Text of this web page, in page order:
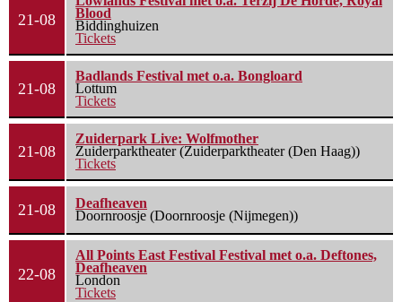
21-08
Blood
Biddinghuizen
Tickets
21-08
Badlands Festival met o.a. Bongloard
Lottum
Tickets
21-08
Zuiderpark Live: Wolfmother
Zuiderparktheater (Zuiderparktheater (Den Haag))
Tickets
21-08
Deafheaven
Doornroosje (Doornroosje (Nijmegen))
22-08
All Points East Festival Festival met o.a. Deftones,
Deafheaven
London
Tickets